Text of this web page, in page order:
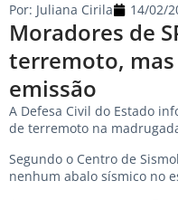
Moradores de
terremoto, mas
emissão
Por: Juliana Cirila 14/02/
A Defesa Civil do Estado
de terremoto na
Segundo o Centro de
nenhum abalo sísmico no